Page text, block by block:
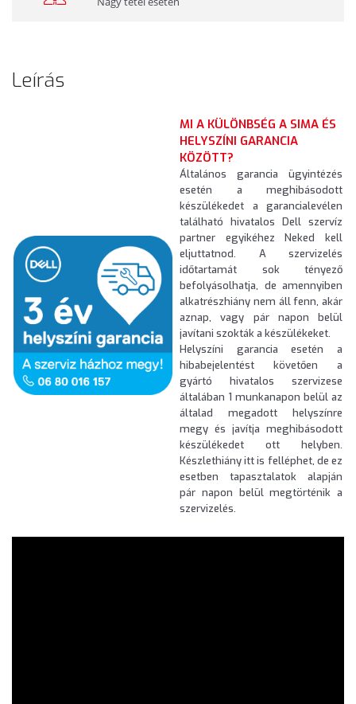
Leírás
MI A KÜLÖNBSÉG A SIMA ÉS
HELYSZÍNI GARANCIA
KÖZÖTT?
Általános garancia ügyintézés
esetén a meghibásodott
készülékedet a garancialevélen
található hivatalos Dell szervíz
partner egyikéhez Neked kell
eljuttatnod. A szervizelés
időtartamát sok tényező
befolyásolhatja, de amennyiben
alkatrészhiány nem áll fenn, akár
aznap, vagy pár napon belül
javítani szokták a készülékeket.
Helyszíni garancia esetén a
hibabejelentést követően a
gyártó hivatalos szervizese
általában 1 munkanapon belül az
általad megadott helyszínre
megy és javítja meghibásodott
készülékedet ott helyben.
Készlethiány itt is felléphet, de ez
esetben tapasztalatok alapján
pár napon belül megtörténik a
szervizelés.